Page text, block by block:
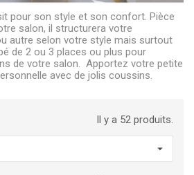
pour son style et son confort. Pièce
salon, il structurera votre
autre selon votre style mais surtout
de 2 ou 3 places ou plus pour
de votre salon. Apportez votre petite
avec de jolis coussins.
Il y a 52 produits.
